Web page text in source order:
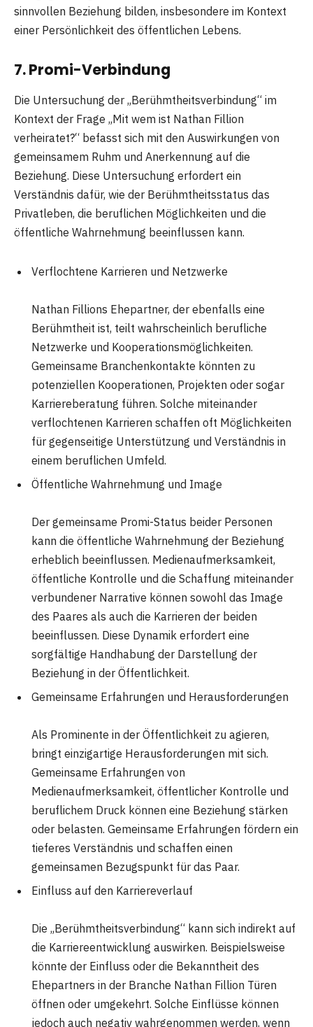
sinnvollen Beziehung bilden, insbesondere im Kontext
einer Persönlichkeit des öffentlichen Lebens.
7. Promi-Verbindung
Die Untersuchung der „Berühmtheitsverbindung“ im
Kontext der Frage „Mit wem ist Nathan Fillion
verheiratet?“ befasst sich mit den Auswirkungen von
gemeinsamem Ruhm und Anerkennung auf die
Beziehung. Diese Untersuchung erfordert ein
Verständnis dafür, wie der Berühmtheitsstatus das
Privatleben, die beruflichen Möglichkeiten und die
öffentliche Wahrnehmung beeinflussen kann.
Verflochtene Karrieren und Netzwerke
Nathan Fillions Ehepartner, der ebenfalls eine
Berühmtheit ist, teilt wahrscheinlich berufliche
Netzwerke und Kooperationsmöglichkeiten.
Gemeinsame Branchenkontakte könnten zu
potenziellen Kooperationen, Projekten oder sogar
Karriereberatung führen. Solche miteinander
verflochtenen Karrieren schaffen oft Möglichkeiten
für gegenseitige Unterstützung und Verständnis in
einem beruflichen Umfeld.
Öffentliche Wahrnehmung und Image
Der gemeinsame Promi-Status beider Personen
kann die öffentliche Wahrnehmung der Beziehung
erheblich beeinflussen. Medienaufmerksamkeit,
öffentliche Kontrolle und die Schaffung miteinander
verbundener Narrative können sowohl das Image
des Paares als auch die Karrieren der beiden
beeinflussen. Diese Dynamik erfordert eine
sorgfältige Handhabung der Darstellung der
Beziehung in der Öffentlichkeit.
Gemeinsame Erfahrungen und Herausforderungen
Als Prominente in der Öffentlichkeit zu agieren,
bringt einzigartige Herausforderungen mit sich.
Gemeinsame Erfahrungen von
Medienaufmerksamkeit, öffentlicher Kontrolle und
beruflichem Druck können eine Beziehung stärken
oder belasten. Gemeinsame Erfahrungen fördern ein
tieferes Verständnis und schaffen einen
gemeinsamen Bezugspunkt für das Paar.
Einfluss auf den Karriereverlauf
Die „Berühmtheitsverbindung“ kann sich indirekt auf
die Karriereentwicklung auswirken. Beispielsweise
könnte der Einfluss oder die Bekanntheit des
Ehepartners in der Branche Nathan Fillion Türen
öffnen oder umgekehrt. Solche Einflüsse können
jedoch auch negativ wahrgenommen werden, wenn